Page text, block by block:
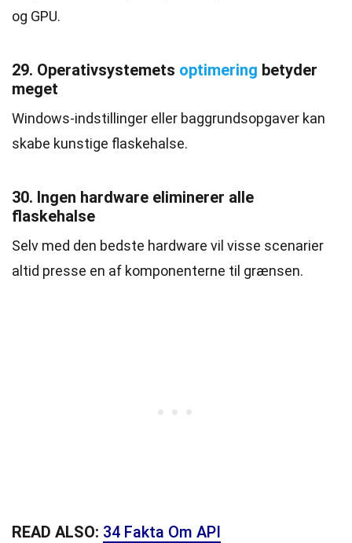
og GPU.
29. Operativsystemets optimering betyder
meget
Windows-indstillinger eller baggrundsopgaver kan
skabe kunstige flaskehalse.
30. Ingen hardware eliminerer alle
flaskehalse
Selv med den bedste hardware vil visse scenarier
altid presse en af komponenterne til grænsen.
READ ALSO: 34 Fakta Om API